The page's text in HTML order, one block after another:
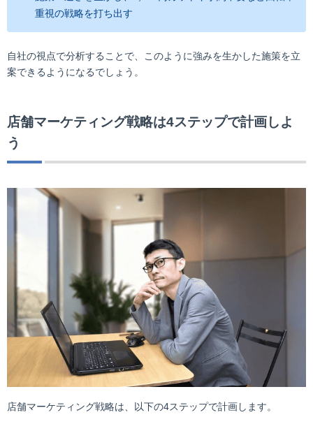
重視の戦略を打ち出す
自社の視点で分析することで、このように強みを生かした施策を立
案できるようになるでしょう。
店舗マーケティング戦略は4ステップで計画しよ
う
店舗マーケティング戦略は、以下の4ステップで計画します。